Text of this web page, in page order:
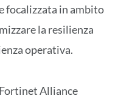
focalizzata in ambito
la resilienza
operativa.
Alliance